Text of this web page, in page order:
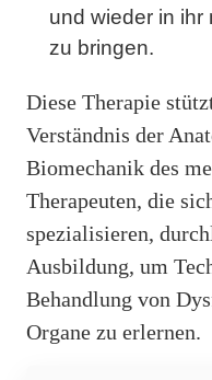
und wieder in
zu bringen.
Diese Therapie
Verständnis der
Biomechanik des
Therapeuten, die
spezialisieren,
Ausbildung, um
Behandlung von
Organe zu erlernen.